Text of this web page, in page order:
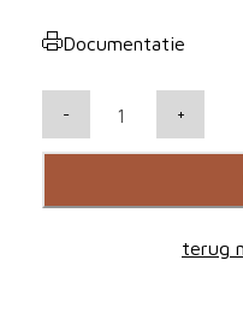
Documentatie
-
r
-
+
terug